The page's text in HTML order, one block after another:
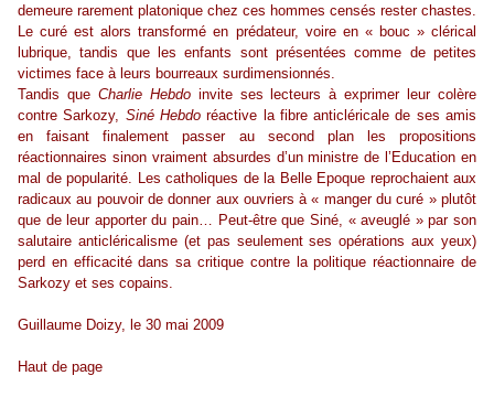
demeure rarement platonique chez ces hommes censés rester chastes.
Le curé est alors transformé en prédateur, voire en « bouc » clérical
lubrique, tandis que les enfants sont présentées comme de petites
victimes face à leurs bourreaux surdimensionnés.
Tandis que Charlie Hebdoinvite ses lecteurs à exprimer leur colère
contre Sarkozy, Siné Hebdoréactive la fibre anticléricale de ses amis
en faisant finalement passer au second plan les propositions
réactionnaires sinon vraiment absurdes d’un ministre de l’Education en
mal de popularité. Les catholiques de la Belle Epoque reprochaient aux
radicaux au pouvoir de donner aux ouvriers à « manger du curé » plutôt
que de leur apporter du pain… Peut-être que Siné, « aveuglé » par son
salutaire anticléricalisme (et pas seulement ses opérations aux yeux)
perd en efficacité dans sa critique contre la politique réactionnaire de
Sarkozy et ses copains.
Guillaume Doizy, le 30 mai 2009
Haut de page